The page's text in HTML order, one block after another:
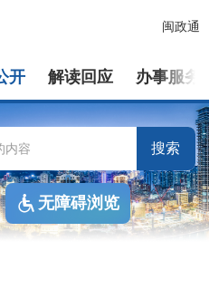
闽政通
开 解读回应 办事服务
搜索
无障碍浏览